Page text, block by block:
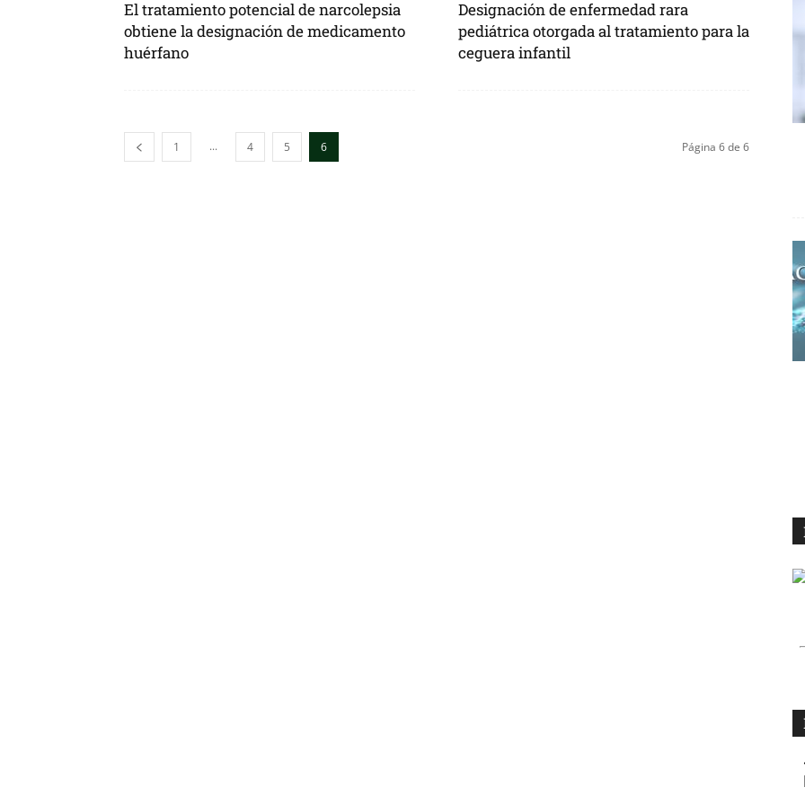
El tratamiento potencial de narcolepsia
obtiene la designación de medicamento
huérfano
Designación de enfermedad rara
pediátrica otorgada al tratamiento para la
ceguera infantil
1 ... 4 5 6 Página 6 de 6